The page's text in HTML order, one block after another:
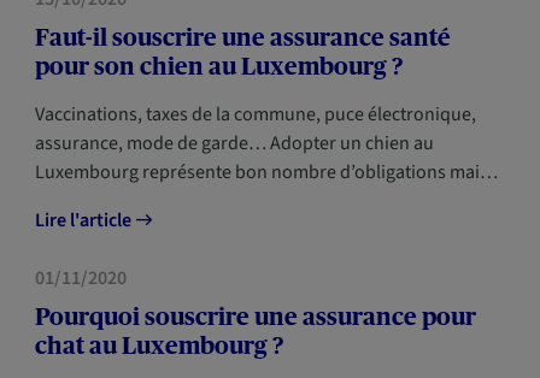
Faut-il souscrire une assurance santé
pour son chien au Luxembourg ?
Vaccinations, taxes de la commune, puce électronique,
assurance, mode de garde… Adopter un chien au
Luxembourg représente bon nombre d’obligations mai…
Lire l'article
HABITATION
01/11/2020
Pourquoi souscrire une assurance pour
chat au Luxembourg ?